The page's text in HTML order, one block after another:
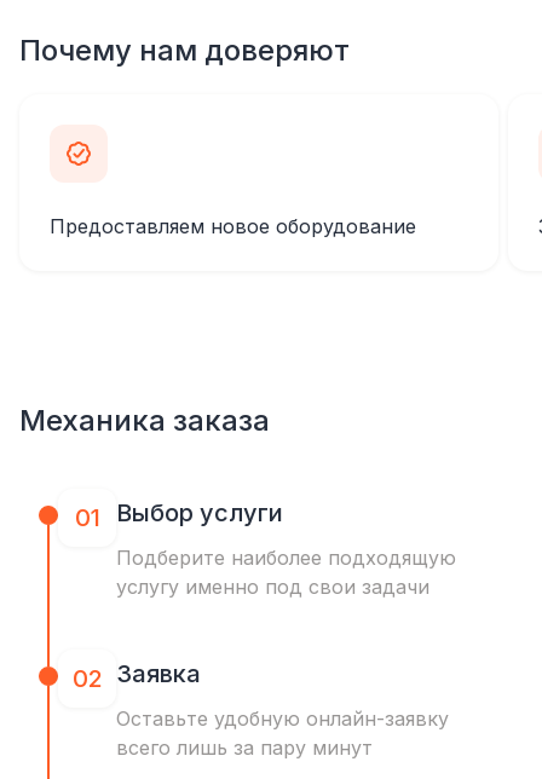
Почему нам доверяют
Предоставляем новое оборудование
Механика заказа
01 Выбор услуги
Подберите наиболее подходящую
услугу именно под свои задачи
02 Заявка
Оставьте удобную онлайн-заявку
всего лишь за пару минут